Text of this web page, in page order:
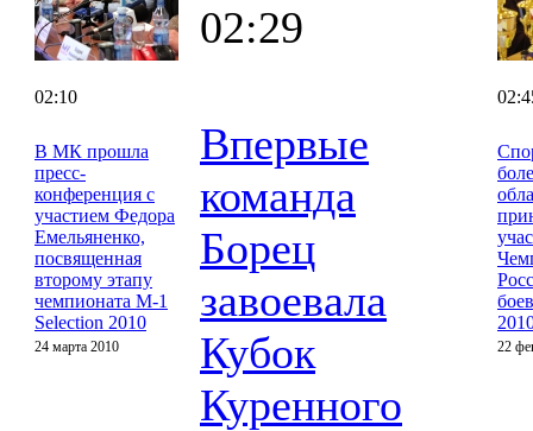
02:10
В МК прошла
пресс-
конференция с
участием Федора
Емельяненко,
посвященная
второму этапу
чемпионата M-1
Selection 2010
24 марта 2010
02:29
Впервые
команда
Борец
завоевала
Кубок
Куренного
22